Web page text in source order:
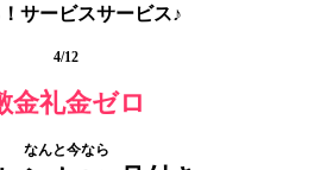
サービスサービス♪
4/12
金礼金ゼロ
なんと今なら